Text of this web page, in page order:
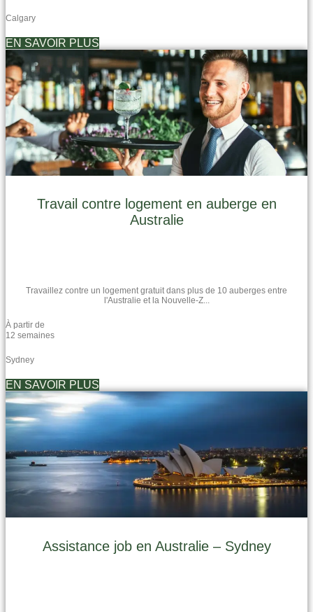
Calgary
EN SAVOIR PLUS
Travail contre logement en auberge en
Australie
Travaillez contre un logement gratuit dans plus de 10 auberges entre
l'Australie et la Nouvelle-Z...
À partir de
12 semaines
Sydney
EN SAVOIR PLUS
Assistance job en Australie – Sydney